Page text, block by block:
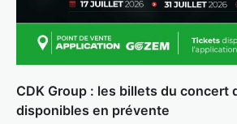
CDK Group : les billets du concert
disponibles en prévente